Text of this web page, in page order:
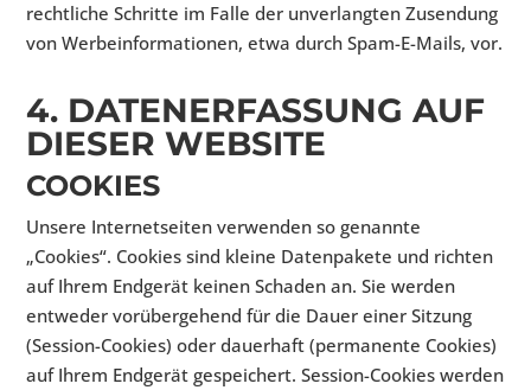
rechtliche Schritte im Falle der unverlangten Zusendung
von Werbeinformationen, etwa durch Spam-E-Mails, vor.
4. DATENERFASSUNG AUF
DIESER WEBSITE
COOKIES
Unsere Internetseiten verwenden so genannte
„Cookies“. Cookies sind kleine Datenpakete und richten
auf Ihrem Endgerät keinen Schaden an. Sie werden
entweder vorübergehend für die Dauer einer Sitzung
(Session-Cookies) oder dauerhaft (permanente Cookies)
auf Ihrem Endgerät gespeichert. Session-Cookies werden